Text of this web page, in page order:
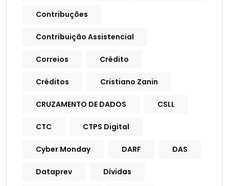
Contribuções
Contribuição Assistencial
Correios Crédito
Créditos Cristiano Zanin
CRUZAMENTO DE DADOS CSLL
CTC CTPS Digital
Cyber Monday DARF DAS
Dataprev Dívidas